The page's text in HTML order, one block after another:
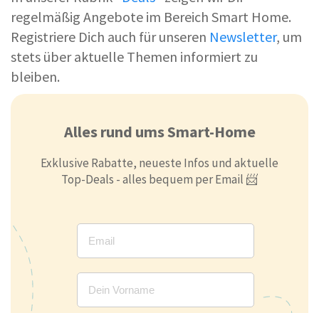
regelmäßig Angebote im Bereich Smart Home.
Registriere Dich auch für unseren Newsletter, um
stets über aktuelle Themen informiert zu
bleiben.
Alles rund ums Smart-Home
Exklusive Rabatte, neueste Infos und aktuelle
Top-Deals - alles bequem per Email 📨